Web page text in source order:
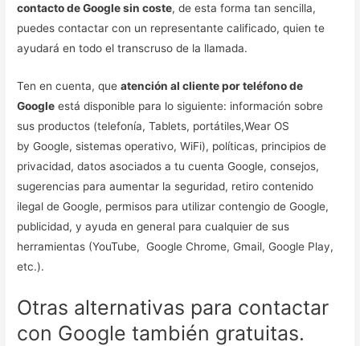
contacto de Google sin coste, de esta forma tan sencilla,
puedes contactar con un representante calificado, quien te
ayudará en todo el transcruso de la llamada.
Ten en cuenta, queatención al cliente por teléfono de
Google está disponible para lo siguiente: información sobre
sus productos (telefonía, Tablets, portátiles,Wear OS
by Google, sistemas operativo, WiFi), políticas, principios de
privacidad, datos asociados a tu cuenta Google, consejos,
sugerencias para aumentar la seguridad, retiro contenido
ilegal de Google, permisos para utilizar contengio de Google,
publicidad, y ayuda en general para cualquier de sus
herramientas (YouTube, Google Chrome, Gmail, Google Play,
etc.).
Otras alternativas para contactar
con Google también gratuitas.